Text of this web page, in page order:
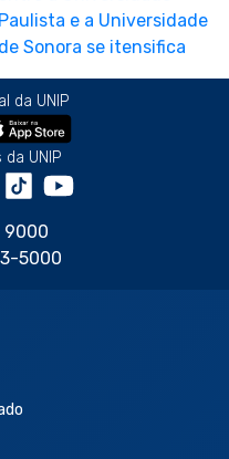
da UNIP
UNIP
9000
5000